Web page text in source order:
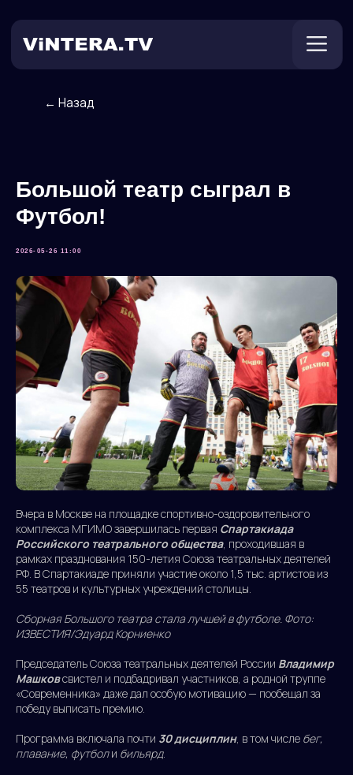
← Назад
Большой театр сыграл в
Футбол!
2026-05-26 11:00
Вчера в Москве на площадке спортивно-оздоровительного
комплекса МГИМО завершилась первая Спартакиада
Российского театрального общества, проходившая в
рамках празднования 150-летия Союза театральных деятелей
РФ. В Спартакиаде приняли участие около 1,5 тыс. артистов из
55 театров и культурных учреждений столицы.
Сборная Большого театра стала лучшей в футболе. Фото:
ИЗВЕСТИЯ/Эдуард Корниенко
Председатель Союза театральных деятелей России Владимир
Машковсвистел и подбадривал участников, а родной труппе
«Современника» даже дал особую мотивацию — пообещал за
победу выписать премию.
Программа включала почти 30 дисциплин, в том числе бег,
плавание, футболи бильярд.